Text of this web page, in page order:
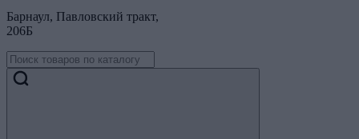
Барнаул, Павловский тракт,
206Б